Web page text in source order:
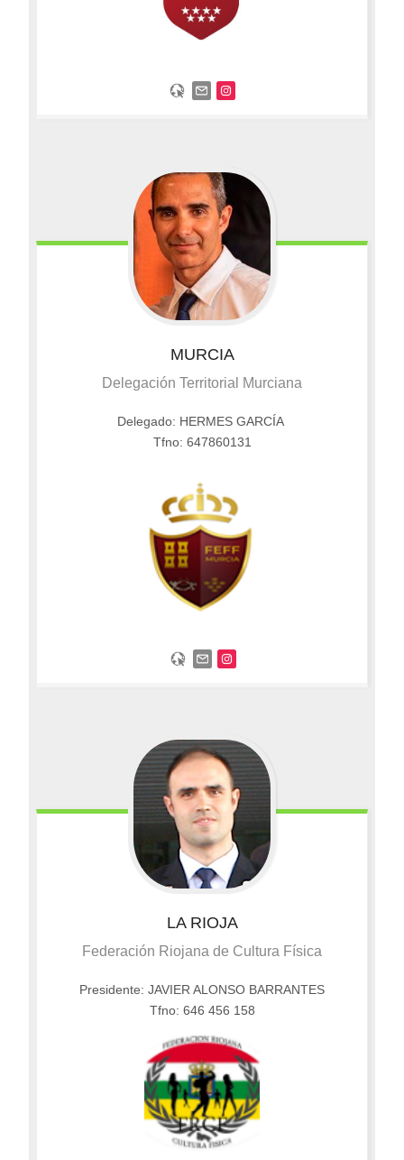
MURCIA
Delegación Territorial Murciana
Delegado: HERMES GARCÍA
Tfno: 647860131
LA RIOJA
Federación Riojana de Cultura Física
Presidente: JAVIER ALONSO BARRANTES
Tfno: 646 456 158